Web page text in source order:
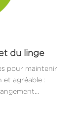
du linge
pour maintenir
et agréable :